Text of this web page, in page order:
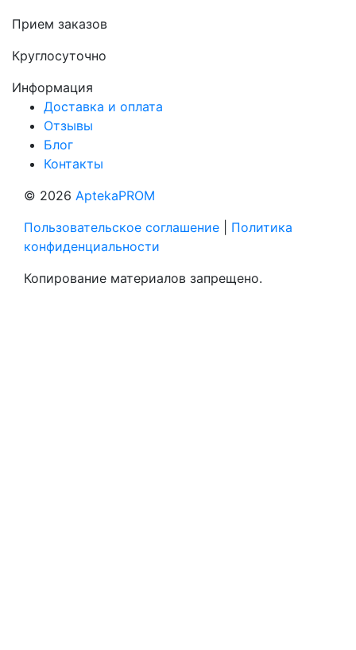
Прием заказов
Круглосуточно
Информация
Доставка и оплата
Отзывы
Блог
Контакты
© 2026 AptekaPROM
Пользовательское соглашение
Политика
конфиденциальности
Копирование материалов запрещено.